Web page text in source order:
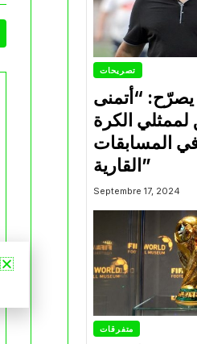
تصريحات
“أتمنى
لممثلي الكرة
في المسابقات
القارية”
Septembre 17, 2024
متفرقات